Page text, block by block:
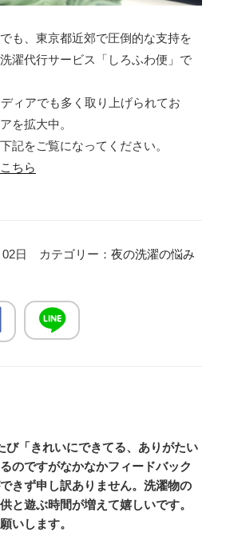
も、東京都近郊で圧倒的な支持を
濯代行サービス「しろふわ便」で
ィアでも多く取り上げられてお
を拡大中。
記をご覧になってください。
ちら
02日 カテゴリー： 夜の洗濯の悩み
び「きれいにできてる、ありがたい
のですがなかなかフィードバック
きず申し訳ありません。洗濯物の
と遊ぶ時間が増えて嬉しいです。
いします。